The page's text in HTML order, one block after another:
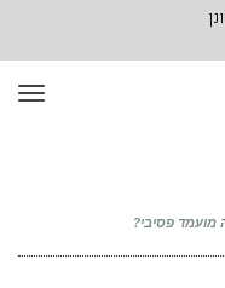
מועמד פסיבי?